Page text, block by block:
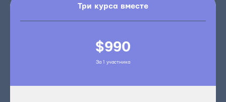
Три курса вместе
$990
За 1 участника